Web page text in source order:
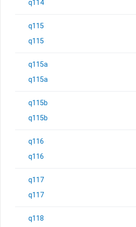
q114
q115
q115
q115a
q115a
q115b
q115b
q116
q116
q117
q117
q118